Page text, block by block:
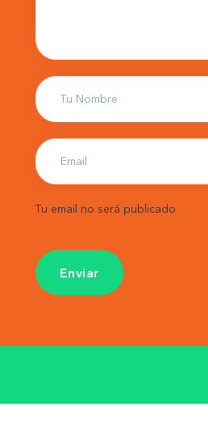
Tu email no será publicado